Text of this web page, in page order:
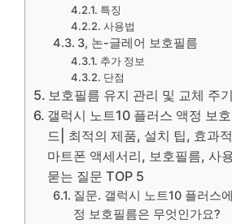
특징
사용법
3, 논-글레어 보호필름
추가 정보
단점
보호필름 유지 관리 및 교체 주
갤럭시 노트10 플러스 액정 보
드| 최적의 제품, 설치 팁, 효과
마트폰 액세서리, 보호필름, 사
묻는 질문 TOP 5
질문. 갤럭시 노트10 플러스
정 보호필름은 무엇인가요?